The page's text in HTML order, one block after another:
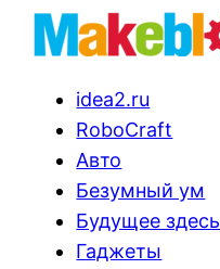
idea2.ru
RoboCraft
Авто
Безумный ум
Будущее здесь
Гаджеты